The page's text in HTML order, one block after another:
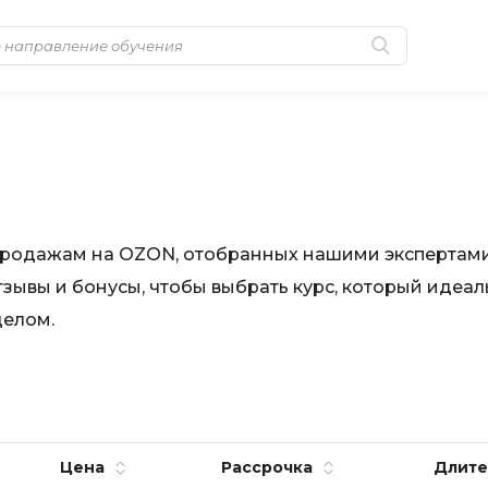
на OZON, отобранных нашими
и бонусы, чтобы выбрать курс, который
Цена Рассрочка
администрирование
A
NestJS
Nginx
O